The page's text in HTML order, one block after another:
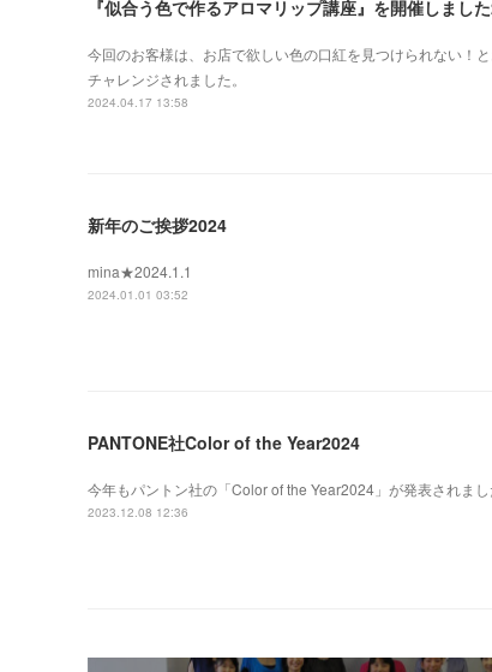
『似合う色で作るアロマリップ講座』を開催しまし
今回のお客様は、お店で欲しい色の口紅を見つけられない！
チャレンジされました。
2024.04.17 13:58
新年のご挨拶2024
mina★2024.1.1
2024.01.01 03:52
PANTONE社Color of the Year2024
今年もパントン社の「Color of the Year2024」が発表されま
2023.12.08 12:36